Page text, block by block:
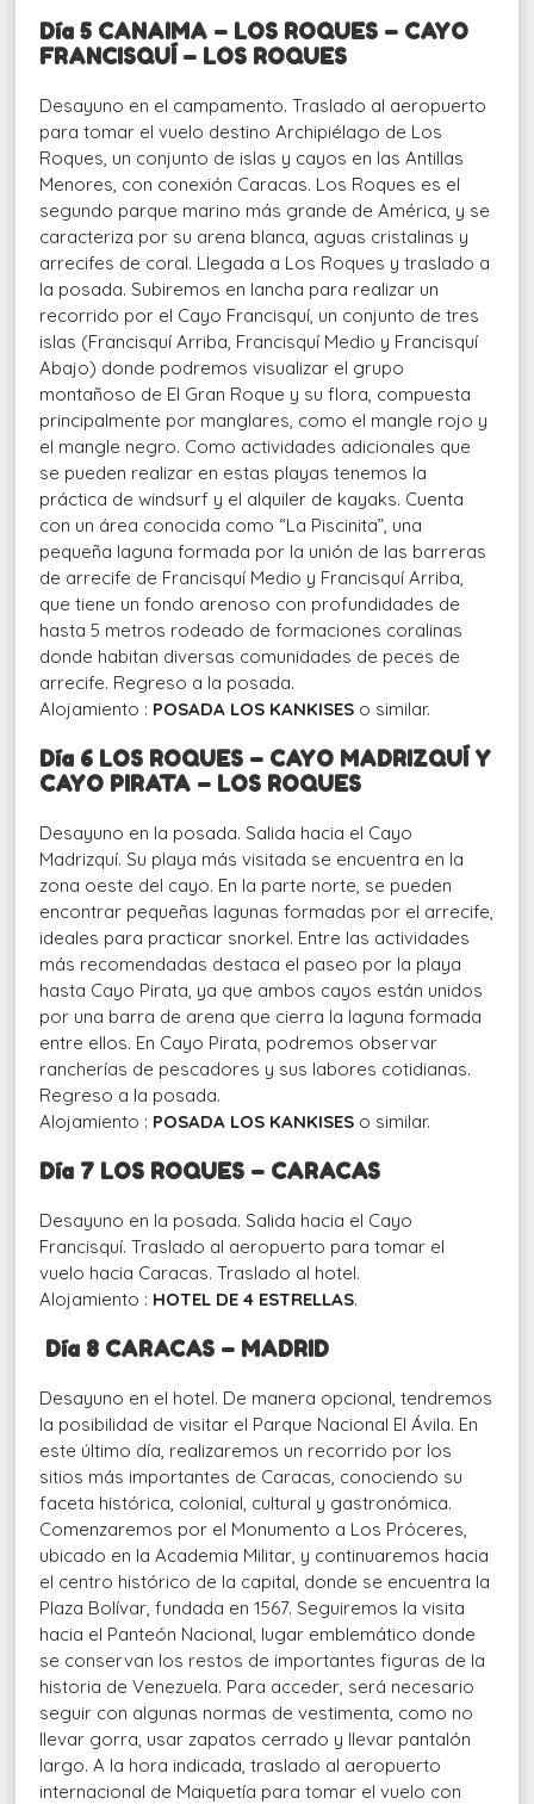
Día 5 CANAIMA – LOS ROQUES – CAYO
FRANCISQUÍ – LOS ROQUES
Desayuno en el campamento. Traslado al aeropuerto
para tomar el vuelo destino Archipiélago de Los
Roques, un conjunto de islas y cayos en las Antillas
Menores, con conexión Caracas. Los Roques es el
segundo parque marino más grande de América, y se
caracteriza por su arena blanca, aguas cristalinas y
arrecifes de coral. Llegada a Los Roques y traslado a
la posada. Subiremos en lancha para realizar un
recorrido por el Cayo Francisquí, un conjunto de tres
islas (Francisquí Arriba, Francisquí Medio y Francisquí
Abajo) donde podremos visualizar el grupo
montañoso de El Gran Roque y su flora, compuesta
principalmente por manglares, como el mangle rojo y
el mangle negro. Como actividades adicionales que
se pueden realizar en estas playas tenemos la
práctica de windsurf y el alquiler de kayaks. Cuenta
con un área conocida como “La Piscinita”, una
pequeña laguna formada por la unión de las barreras
de arrecife de Francisquí Medio y Francisquí Arriba,
que tiene un fondo arenoso con profundidades de
hasta 5 metros rodeado de formaciones coralinas
donde habitan diversas comunidades de peces de
arrecife. Regreso a la posada.
Alojamiento : POSADA LOS KANKISES o similar.
Día 6 LOS ROQUES – CAYO MADRIZQUÍ Y
CAYO PIRATA – LOS ROQUES
Desayuno en la posada. Salida hacia el Cayo
Madrizquí. Su playa más visitada se encuentra en la
zona oeste del cayo. En la parte norte, se pueden
encontrar pequeñas lagunas formadas por el arrecife,
ideales para practicar snorkel. Entre las actividades
más recomendadas destaca el paseo por la playa
hasta Cayo Pirata, ya que ambos cayos están unidos
por una barra de arena que cierra la laguna formada
entre ellos. En Cayo Pirata, podremos observar
rancherías de pescadores y sus labores cotidianas.
Regreso a la posada.
Alojamiento : POSADA LOS KANKISES o similar.
Día 7 LOS ROQUES – CARACAS
Desayuno en la posada. Salida hacia el Cayo
Francisquí. Traslado al aeropuerto para tomar el
vuelo hacia Caracas. Traslado al hotel.
Alojamiento : HOTEL DE 4 ESTRELLAS.
Día 8 CARACAS – MADRID
Desayuno en el hotel. De manera opcional, tendremos
la posibilidad de visitar el Parque Nacional El Ávila. En
este último día, realizaremos un recorrido por los
sitios más importantes de Caracas, conociendo su
faceta histórica, colonial, cultural y gastronómica.
Comenzaremos por el Monumento a Los Próceres,
ubicado en la Academia Militar, y continuaremos hacia
el centro histórico de la capital, donde se encuentra la
Plaza Bolívar, fundada en 1567. Seguiremos la visita
hacia el Panteón Nacional, lugar emblemático donde
se conservan los restos de importantes figuras de la
historia de Venezuela. Para acceder, será necesario
seguir con algunas normas de vestimenta, como no
llevar gorra, usar zapatos cerrado y llevar pantalón
largo. A la hora indicada, traslado al aeropuerto
internacional de Maiquetía para tomar el vuelo con